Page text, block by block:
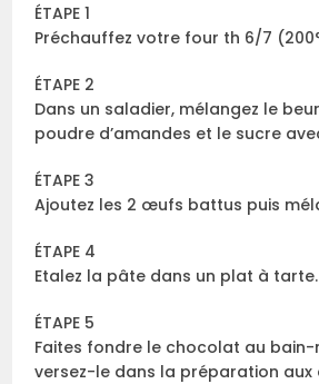
ÉTAPE 1
Préchauffez votre four th 6/7
ÉTAPE 2
Dans un saladier, mélangez le
poudre d’amandes et le sucre
ÉTAPE 3
Ajoutez les 2 œufs battus puis
ÉTAPE 4
Etalez la pâte dans un plat à tarte.
ÉTAPE 5
Faites fondre le chocolat au bain-
versez-le dans la préparation aux